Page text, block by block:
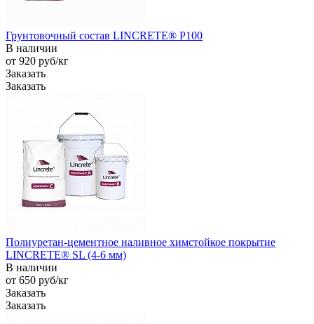
Грунтовочный состав LINCRETE® P100
В наличии
от 920 руб/кг
Заказать
Заказать
Полиуретан-цементное наливное химстойкое покрытие
LINCRETE® SL (4-6 мм)
В наличии
от 650 руб/кг
Заказать
Заказать